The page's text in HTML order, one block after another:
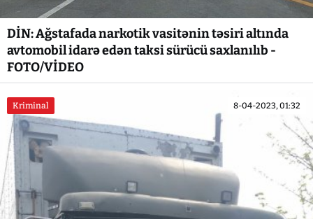
DİN: Ağstafada narkotik vasitənin təsiri altında
avtomobil idarə edən taksi sürücü saxlanılıb -
FOTO/VİDEO
Kriminal 8-04-2023, 01:32